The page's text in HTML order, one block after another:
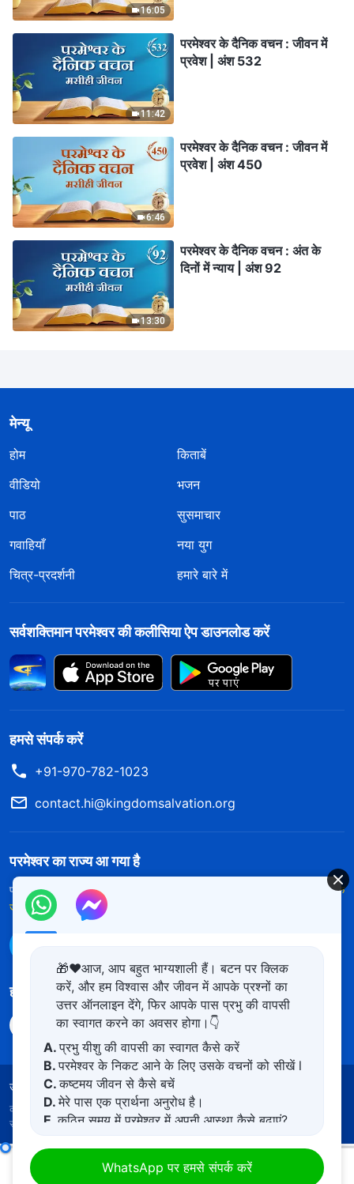
16:05
11:42
परमेश्वर के दैनिक वचन : जीवन में
प्रवेश | अंश 532
6:46
परमेश्वर के दैनिक वचन : जीवन में
प्रवेश | अंश 450
13:30
परमेश्वर के दैनिक वचन : अंत के
दिनों में न्याय | अंश 92
मेन्यू
होम
किताबें
वीडियो
भजन
पाठ
सुसमाचार
गवाहियाँ
नया युग
चित्र-प्रदर्शनी
हमारे बारे में
सर्वशक्तिमान परमेश्वर की कलीसिया ऐप डाउनलोड करें
हमसे संपर्क करें
+91-970-782-1023
contact.hi@kingdomsalvation.org
परमेश्वर का राज्य आ गया है
परमेश्वर का राज्य पृथ्वी पर आ गया है! क्या आप इसमें प्रवेश करना चाहते हैं?
और अधिक
जानें
हमारा अनुसरण करें
उपयोग की शर्तें गोपनीयता नीत साभार
कॉपीराइट © 2026 सर्वशक्तिमान परमेश्वर की कलीसिया।
सुरक्षित।
🎁❤️आज, आप बहुत भाग्यशाली हैं। बटन पर क्लिक
करें, और हम विश्वास और जीवन में आपके प्रश्नों का
उत्तर ऑनलाइन देंगे, फिर आपके पास प्रभु की वापसी
का स्वागत करने का अवसर होगा।👇
A.प्रभु यीशु की वापसी का स्वागत कैसे करें
B.परमेश्वर के निकट आने के लिए उसके वचनों को सीखें l
C.कष्टमय जीवन से कैसे बचें
D.मेरे पास एक प्रार्थना अनुरोध है।
E.कठिन समय में परमेश्वर में अपनी आस्था कैसे बढ़ाएं?
WhatsApp पर हमसे संपर्क करें
परमेश्वर के दैनिक वचन : जीवन में प्रवेश | अंश 447